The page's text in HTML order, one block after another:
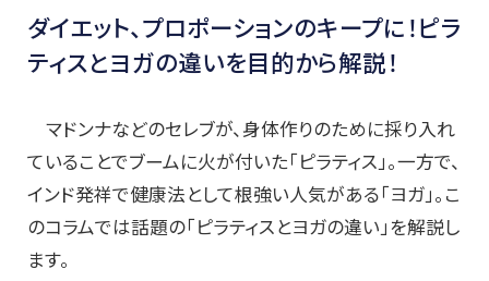
ダイエット、プロポーションのキープに！ピラ
ティスとヨガの違いを目的から解説！
マドンナなどのセレブが、身体作りのために採り入れ
ていることでブームに火が付いた「ピラティス」。一方で、
インド発祥で健康法として根強い人気がある「ヨガ」。こ
のコラムでは話題の「ピラティスとヨガの違い」を解説し
ます。